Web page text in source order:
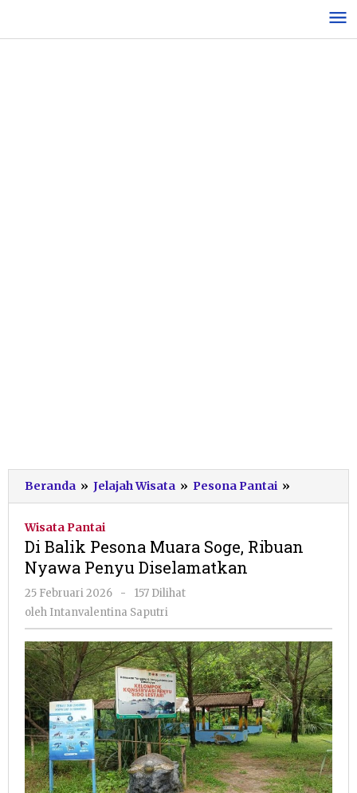
konten
Beranda » Jelajah Wisata » Pesona Pantai »
Balik
Soge,
Wisata Pantai
Di Balik Pesona Muara Soge, Ribuan
Nyawa Penyu Diselamatkan
25 Februari 2026
oleh
Intanvalentina
Saputri
-
157 Dilihat
oleh Intanvalentina Saputri